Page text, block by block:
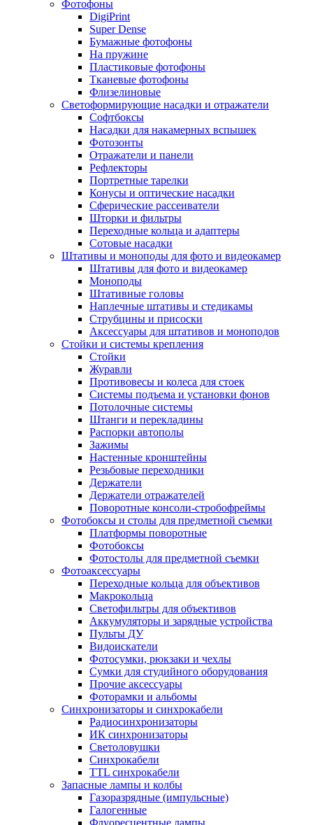
Фотофоны
DigiPrint
Super Dense
Бумажные фотофоны
На пружине
Пластиковые фотофоны
Тканевые фотофоны
Флизелиновые
Светоформирующие насадки и отражатели
Софтбоксы
Насадки для накамерных вспышек
Фотозонты
Отражатели и панели
Рефлекторы
Портретные тарелки
Конусы и оптические насадки
Сферические рассеиватели
Шторки и фильтры
Переходные кольца и адаптеры
Сотовые насадки
Штативы и моноподы для фото и видеокамер
Штативы для фото и видеокамер
Моноподы
Штативные головы
Наплечные штативы и стедикамы
Струбцины и присоски
Аксессуары для штативов и моноподов
Стойки и системы крепления
Стойки
Журавли
Противовесы и колеса для стоек
Системы подъема и установки фонов
Потолочные системы
Штанги и перекладины
Распорки автополы
Зажимы
Настенные кронштейны
Резьбовые переходники
Держатели
Держатели отражателей
Поворотные консоли-стробофреймы
Фотобоксы и столы для предметной съемки
Платформы поворотные
Фотобоксы
Фотостолы для предметной съемки
Фотоаксессуары
Переходные кольца для объективов
Макрокольца
Светофильтры для объективов
Аккумуляторы и зарядные устройства
Пульты ДУ
Видоискатели
Фотосумки, рюкзаки и чехлы
Сумки для студийного оборудования
Прочие аксессуары
Фоторамки и альбомы
Синхронизаторы и синхрокабели
Радиосинхронизаторы
ИК синхронизаторы
Светоловушки
Синхрокабели
TTL синхрокабели
Запасные лампы и колбы
Газоразрядные (импульсные)
Галогенные
Флуоресцентные лампы